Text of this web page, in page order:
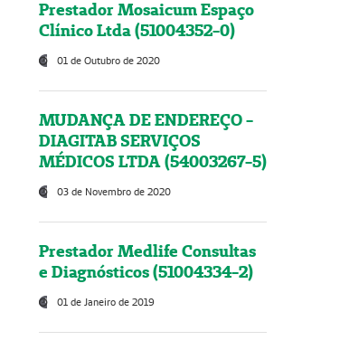
Prestador Mosaicum Espaço
Clínico Ltda (51004352-0)
01 de Outubro de 2020
MUDANÇA DE ENDEREÇO -
DIAGITAB SERVIÇOS
MÉDICOS LTDA (54003267-5)
03 de Novembro de 2020
Prestador Medlife Consultas
e Diagnósticos (51004334-2)
01 de Janeiro de 2019